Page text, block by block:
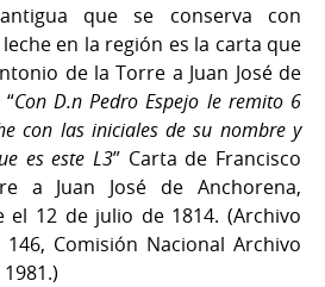
que se conserva con
en la región es la carta que
de la Torre a Juan José de
Con D.n Pedro Espejo le remito 6
con las iniciales de su nombre y
es este L3” Carta de Francisco
a Juan José de Anchorena,
el 12 de julio de 1814. (Archivo
Comisión Nacional Archivo